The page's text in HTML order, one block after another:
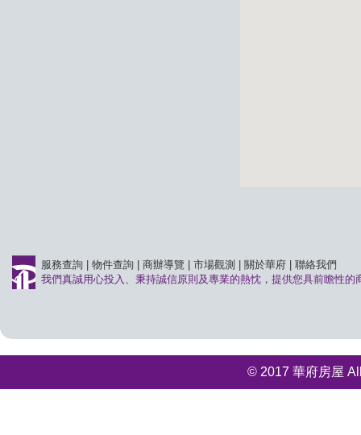
服務查詢 物件查詢 商辦導覽 市場觀測 關於華府
聯絡我們
我們真誠用心投入、秉持誠信原則及專業的熱忱，提供您具前瞻性的
© 2017 華府房屋